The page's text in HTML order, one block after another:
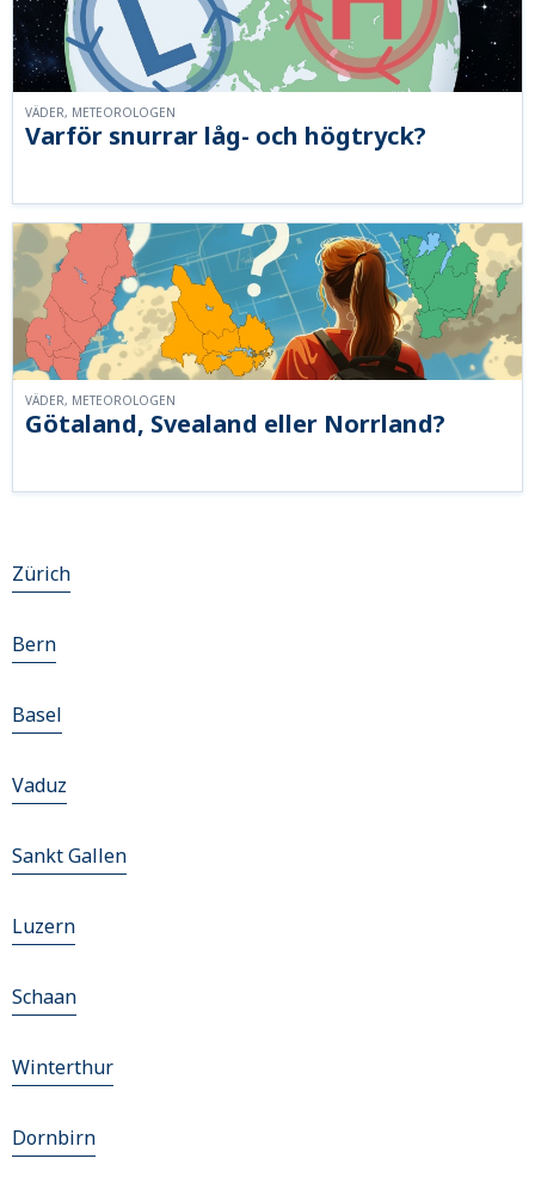
Varför snurrar låg- och högtryck?
VÄDER, METEOROLOGEN
Götaland, Svealand eller Norrland?
VÄDER, METEOROLOGEN
Zürich
Bern
Basel
Vaduz
Sankt Gallen
Luzern
Schaan
Winterthur
Dornbirn